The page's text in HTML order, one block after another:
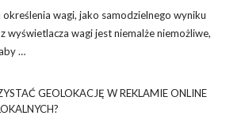
wagi, jako samodzielnego wyniku
wyświetlacza wagi jest niemalże niemożliwe,
…
GEOLOKACJĘ W REKLAMIE ONLINE